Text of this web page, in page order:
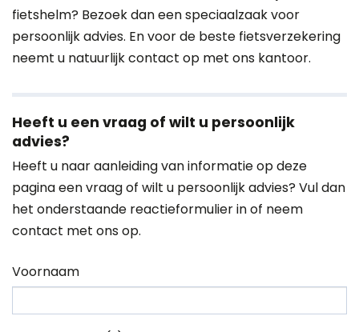
fietshelm? Bezoek dan een speciaalzaak voor
persoonlijk advies. En voor de beste fietsverzekering
neemt u natuurlijk contact op met ons kantoor.
Heeft u een vraag of wilt u persoonlijk
advies?
Heeft u naar aanleiding van informatie op deze
pagina een vraag of wilt u persoonlijk advies? Vul dan
het onderstaande reactieformulier in of neem
contact met ons op.
Voornaam